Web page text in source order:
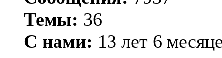
Темы: 36
С нами: 13 лет 6